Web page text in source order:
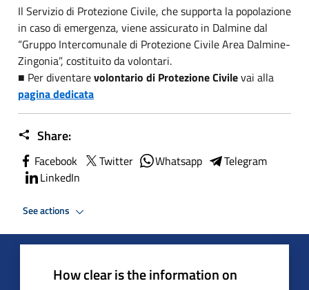
Il Servizio di Protezione Civile, che supporta la popolazione
in caso di emergenza, viene assicurato in Dalmine dal
“Gruppo Intercomunale di Protezione Civile Area Dalmine-
Zingonia”, costituito da volontari.
■ Per diventarevolontario di Protezione Civilevai alla
pagina dedicata
Share:
Facebook Twitter Whatsapp
Telegram
LinkedIn
See actions
How clear is the information on